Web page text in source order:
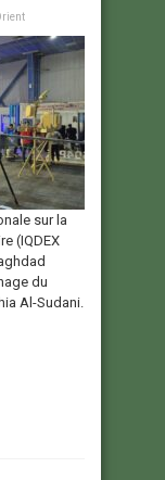
sur la
(IQDEX
du
Al-Sudani.